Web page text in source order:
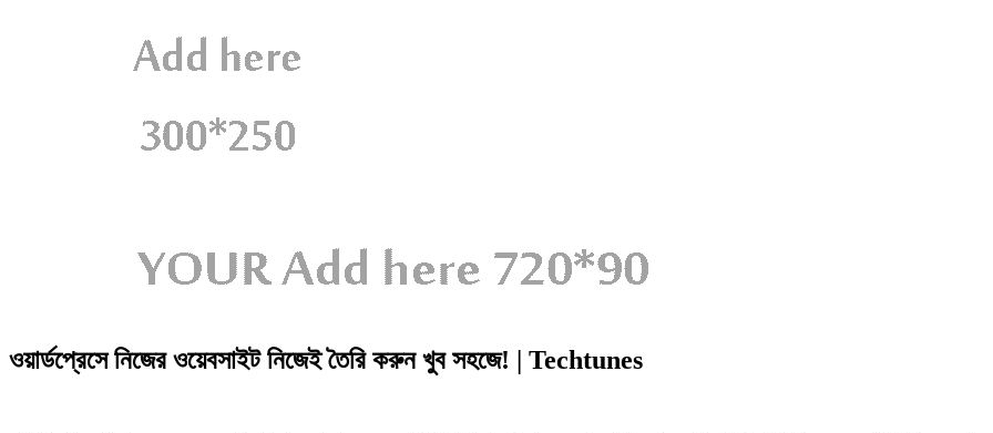
ওয়ার্ডপ্রেসে নিজের ওয়েবসাইট নিজেই তৈরি করুন খুব সহজে! | Techtunes